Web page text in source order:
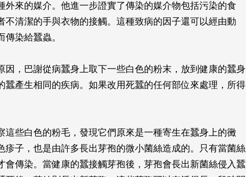
外來的媒介。他進一步證實了傳染的媒介物包括污染的食
不清潔的手與衣物的接觸。這種致病的因子還可以經由動
染給蠶蟲。
因，巴謝從病蠶身上取下一些白色的粉末，放到健康的蠶身
蠶產生相同的疾病。如果改用死蠶的任何部位來處理，所得
這些白色的粉毛，發現它們原來是一種寄生在蠶身上的黴
疹子，也是由許多長出芽孢的微小菌絲造成的。只有當菌絲
會傳染。當健康的蠶接觸芽孢後，芽孢會長出新菌絲侵入蠶